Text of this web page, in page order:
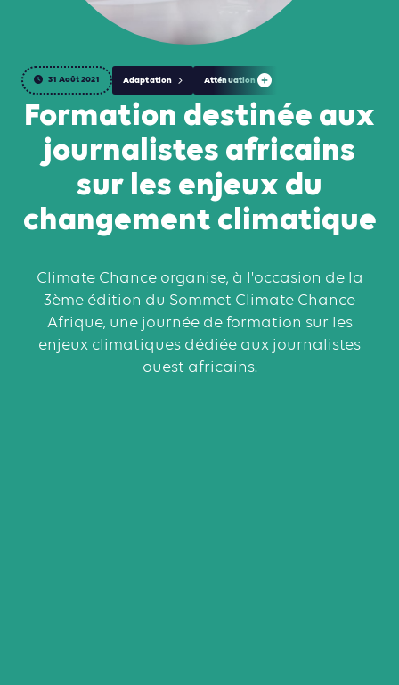
31 Août 2021 Adaptation Atténuation
Formation destinée aux
journalistes africains
sur les enjeux du
changement climatique
Climate Chance organise, à l'occasion de la
3ème édition du Sommet Climate Chance
Afrique, une journée de formation sur les
enjeux climatiques dédiée aux journalistes
ouest africains.